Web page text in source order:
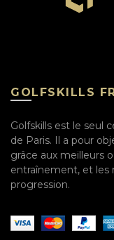
GOLFSKILLS
Golfskills est le seul
de Paris. Il a pour
grâce aux meilleurs
entraînement, et les
progression.